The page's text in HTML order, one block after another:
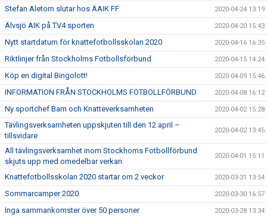
Stefan Aletorn slutar hos ÄAIK FF 2020-04-24 13:19
Älvsjö AIK på TV4 sporten 2020-04-20 15:43
Nytt startdatum för knattefotbollsskolan 2020 2020-04-16 16:35
Riktlinjer från Stockholms Fotbollsförbund 2020-04-15 14:24
Köp en digital Bingolott! 2020-04-09 15:46
INFORMATION FRÅN STOCKHOLMS FOTBOLLFÖRBUND 2020-04-08 16:12
Ny sportchef Barn och Knatteverksamheten 2020-04-02 15:28
Tävlingsverksamheten uppskjuten till den 12 april –
tillsvidare
2020-04-02 13:45
All tävlingsverksamhet inom Stockhoms Fotbollförbund
skjuts upp med omedelbar verkan
2020-04-01 15:11
Knattefotbollsskolan 2020 startar om 2 veckor 2020-03-31 13:54
Sommarcamper 2020 2020-03-30 16:57
Inga sammankomster över 50 personer 2020-03-28 13:34